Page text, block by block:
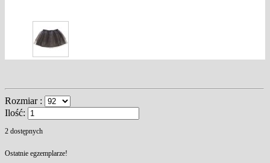
Rozmiar :
Ilość:
2 dostępnych
Ostatnie egzemplarze!